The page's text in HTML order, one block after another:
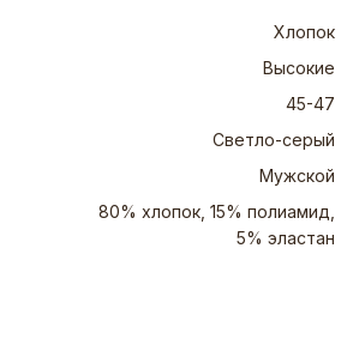
Хлопок
Высокие
45-47
Светло-серый
Мужской
80% хлопок, 15% полиамид,
5% эластан